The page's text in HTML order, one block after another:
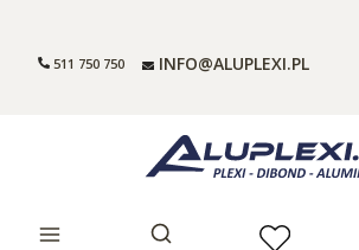
511 750 750 INFO@ALUPLEXI.PL
Otwórz wyszukiwarkę